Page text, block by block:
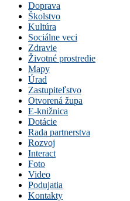
Doprava
Školstvo
Kultúra
Sociálne veci
Zdravie
Životné prostredie
Mapy
Úrad
Zastupiteľstvo
Otvorená župa
E-knižnica
Dotácie
Rada partnerstva
Rozvoj
Interact
Foto
Video
Podujatia
Kontakty